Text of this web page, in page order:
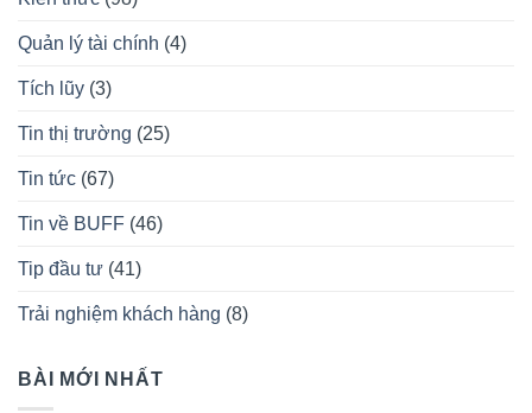
Quản lý tài chính (4)
Tích lũy (3)
Tin thị trường (25)
Tin tức (67)
Tin về BUFF (46)
Tip đầu tư (41)
Trải nghiệm khách hàng (8)
BÀI MỚI NHẤT